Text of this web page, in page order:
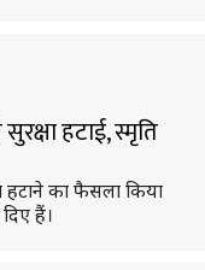
हटाई, स्मृति
हटाने का फैसला किया
हैं।